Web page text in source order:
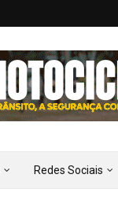
Redes Sociais